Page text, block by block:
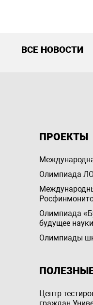
ВСЕ НОВОСТИ
ПРОЕКТЫ
Олимпиада
Олимпиада
будущее
Олимпиады
Центр